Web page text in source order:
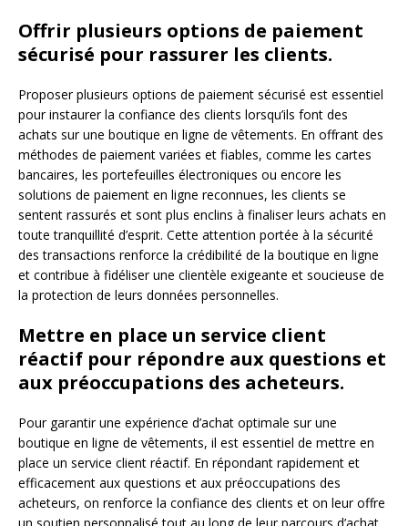
Offrir plusieurs options de paiement
sécurisé pour rassurer les clients.
Proposer plusieurs options de paiement sécurisé est essentiel
pour instaurer la confiance des clients lorsqu’ils font des
achats sur une boutique en ligne de vêtements. En offrant des
méthodes de paiement variées et fiables, comme les cartes
bancaires, les portefeuilles électroniques ou encore les
solutions de paiement en ligne reconnues, les clients se
sentent rassurés et sont plus enclins à finaliser leurs achats en
toute tranquillité d’esprit. Cette attention portée à la sécurité
des transactions renforce la crédibilité de la boutique en ligne
et contribue à fidéliser une clientèle exigeante et soucieuse de
la protection de leurs données personnelles.
Mettre en place un service client
réactif pour répondre aux questions et
aux préoccupations des acheteurs.
Pour garantir une expérience d’achat optimale sur une
boutique en ligne de vêtements, il est essentiel de mettre en
place un service client réactif. En répondant rapidement et
efficacement aux questions et aux préoccupations des
acheteurs, on renforce la confiance des clients et on leur offre